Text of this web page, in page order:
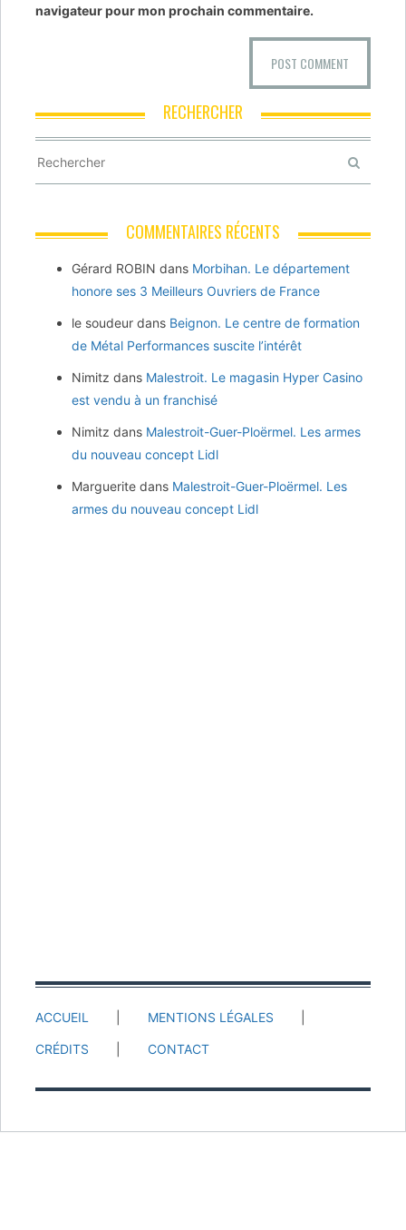
navigateur pour mon prochain commentaire.
RECHERCHER
COMMENTAIRES RÉCENTS
Gérard ROBIN dans Morbihan. Le département
honore ses 3 Meilleurs Ouvriers de France
le soudeur dans Beignon. Le centre de formation
de Métal Performances suscite l’intérêt
Nimitz dans Malestroit. Le magasin Hyper Casino
est vendu à un franchisé
Nimitz dans Malestroit-Guer-Ploërmel. Les armes
du nouveau concept Lidl
Marguerite dans Malestroit-Guer-Ploërmel. Les
armes du nouveau concept Lidl
ACCUEIL MENTIONS LÉGALES
CRÉDITS CONTACT